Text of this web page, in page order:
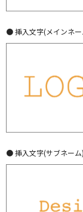
● 挿入文字(メインネー
● 挿入文字(サブネーム